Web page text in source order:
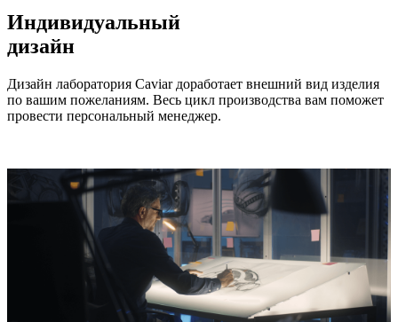
Индивидуальный
дизайн
Дизайн лаборатория Caviar доработает внешний вид изделия
по вашим пожеланиям. Весь цикл производства вам поможет
провести персональный менеджер.